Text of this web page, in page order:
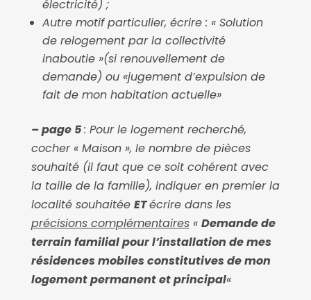
électricité) ;
Autre motif particulier, écrire : « Solution
de relogement par la collectivité
inaboutie »(si renouvellement de
demande) ou «jugement d’expulsion de
fait de mon habitation actuelle»
– page 5: Pour le logement recherché,
cocher « Maison », le nombre de pièces
souhaité (il faut que ce soit cohérent avec
la taille de la famille), indiquer en premier la
localité souhaitée ETécrire dans les
précisions complémentaires« Demande de
terrain familial pour l’installation de mes
résidences mobiles constitutives de mon
logement permanent et principal«